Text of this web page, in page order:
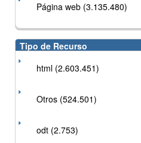
Página web (3.135.480)
Tipo de Recurso
html (2.603.451)
Otros (524.501)
odt (2.753)